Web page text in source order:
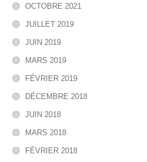
OCTOBRE 2021
JUILLET 2019
JUIN 2019
MARS 2019
FÉVRIER 2019
DÉCEMBRE 2018
JUIN 2018
MARS 2018
FÉVRIER 2018